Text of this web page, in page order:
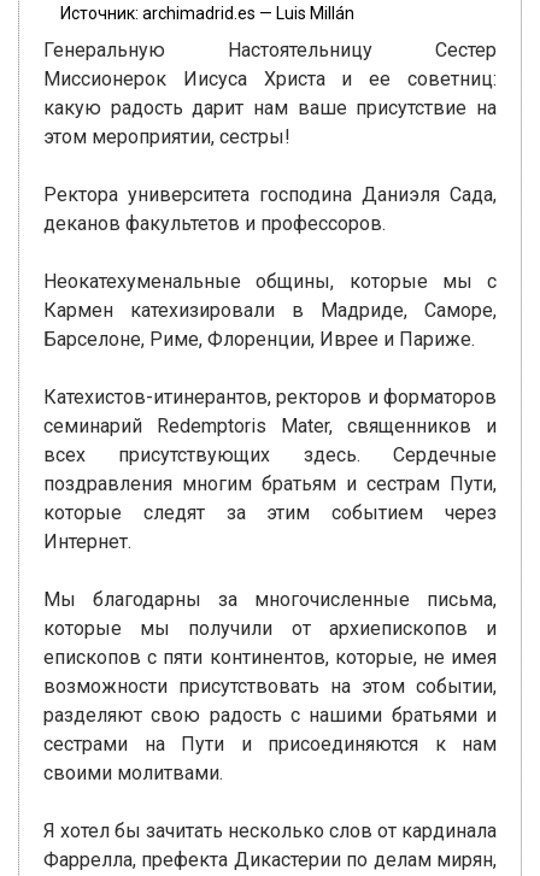
Источник: archimadrid.es — Luis Millán
Генеральную Настоятельницу Сестер
Миссионерок Иисуса Христа и ее советниц:
какую радость дарит нам ваше присутствие на
этом мероприятии, сестры!
Ректора университета господина Даниэля Сада,
деканов факультетов и профессоров.
Неокатехуменальные общины, которые мы с
Кармен катехизировали в Мадриде, Саморе,
Барселоне, Риме, Флоренции, Иврее и Париже.
Катехистов-итинерантов, ректоров и форматоров
семинарий Redemptoris Mater, священников и
всех присутствующих здесь. Сердечные
поздравления многим братьям и сестрам Пути,
которые следят за этим событием через
Интернет.
Мы благодарны за многочисленные письма,
которые мы получили от архиепископов и
епископов с пяти континентов, которые, не имея
возможности присутствовать на этом событии,
разделяют свою радость с нашими братьями и
сестрами на Пути и присоединяются к нам
своими молитвами.
Я хотел бы зачитать несколько слов от кардинала
Фаррелла, префекта Дикастерии по делам мирян,